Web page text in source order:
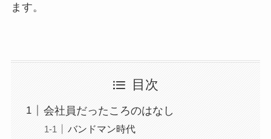
ます。
目次
会社員だったころのはなし
バンドマン時代